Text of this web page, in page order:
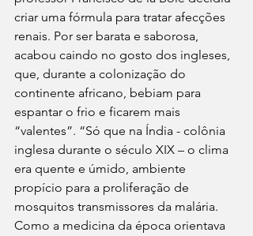
criar uma fórmula para tratar afecções
renais. Por ser barata e saborosa,
acabou caindo no gosto dos ingleses,
que, durante a colonização do
continente africano, bebiam para
espantar o frio e ficarem mais
“valentes”. “Só que na Índia - colônia
inglesa durante o século XIX – o clima
era quente e úmido, ambiente
propício para a proliferação de
mosquitos transmissores da malária.
Como a medicina da época orientava